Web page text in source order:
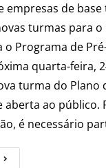
empresas de base
turmas para
o Programa de
quarta-feira,
turma do Plano
aberta ao público.
é necessário